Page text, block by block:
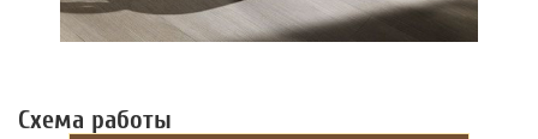
Схема работы